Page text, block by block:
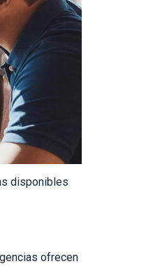
disponibles
ofrecen